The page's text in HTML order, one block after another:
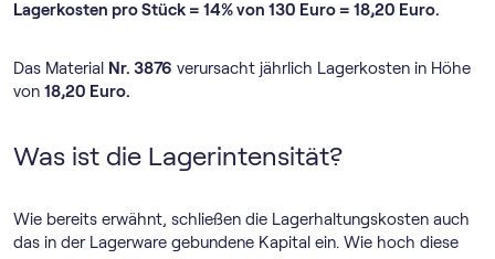
Lagerkosten pro Stück = 14% von 130 Euro = 18,20 Euro.
Das Material Nr. 3876 verursacht jährlich Lagerkosten in Höhe
von 18,20 Euro.
Was ist die Lagerintensität?
Wie bereits erwähnt, schließen die Lagerhaltungskosten auch
das in der Lagerware gebundene Kapital ein. Wie hoch diese